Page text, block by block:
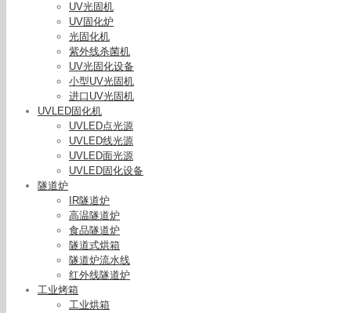
UV光固机
UV固化炉
光固化机
紫外线杀菌机
UV光固化设备
小型UV光固机
进口UV光固机
UVLED固化机
UVLED点光源
UVLED线光源
UVLED面光源
UVLED固化设备
隧道炉
IR隧道炉
高温隧道炉
食品隧道炉
隧道式烘箱
隧道炉流水线
红外线隧道炉
工业烤箱
工业烘箱